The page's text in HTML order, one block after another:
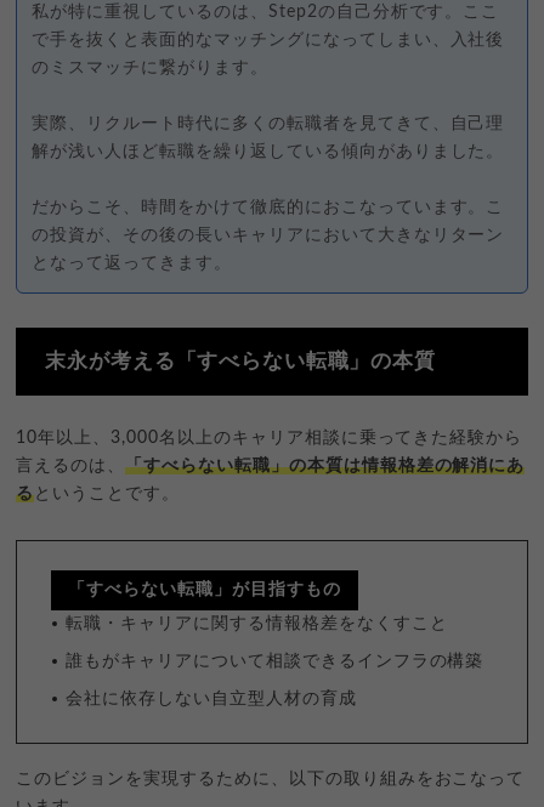
私が特に重視しているのは、Step2の自己分析です。ここ
で手を抜くと表面的なマッチングになってしまい、入社後
のミスマッチに繋がります。
実際、リクルート時代に多くの転職者を見てきて、自己理
解が浅い人ほど転職を繰り返している傾向がありました。
だからこそ、時間をかけて徹底的におこなっています。こ
の投資が、その後の長いキャリアにおいて大きなリターン
となって返ってきます。
末永が考える「すべらない転職」の本質
10年以上、3,000名以上のキャリア相談に乗ってきた経験から
言えるのは、「すべらない転職」の本質は情報格差の解消にあ
るということです。
「すべらない転職」が目指すもの
転職・キャリアに関する情報格差をなくすこと
誰もがキャリアについて相談できるインフラの構築
会社に依存しない自立型人材の育成
このビジョンを実現するために、以下の取り組みをおこなって